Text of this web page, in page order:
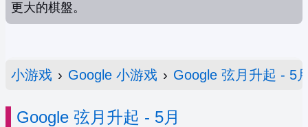
更大的棋盤。
小游戏 › Google 小游戏 › Google 弦月升起 - 5
Google 弦月升起 - 5月